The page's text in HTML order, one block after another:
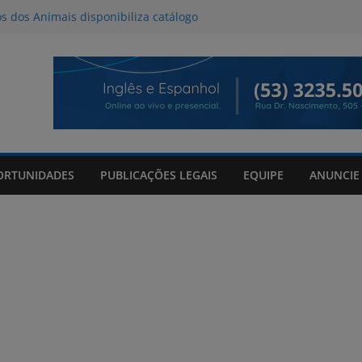
dos Animais disponibiliza catálogo
entre quinta e sexta-feira
Tributo a Raul Seixas no Praça
mateada e shows no Praça Shopping
06/08/2026
PUBLICAÇÕES LEGAIS EQUIPE ANUNCIE